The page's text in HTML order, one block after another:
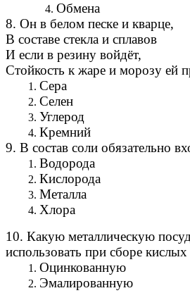
Обмена
8. Он в белом песке и кварце,
В составе стекла и сплавов
И если в резину войдёт,
Стойкость к жаре и морозу ей
Сера
Селен
Углерод
Кремний
9. В состав соли обязательно
Водорода
Кислорода
Металла
Хлора
10. Какую металлическую
использовать при сборе кислых
Оцинкованную
Эмалированную